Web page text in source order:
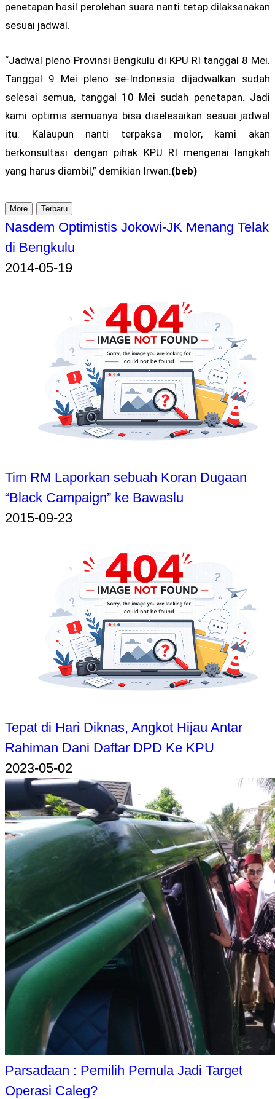
penetapan hasil perolehan suara nanti tetap dilaksanakan
sesuai jadwal.
“Jadwal pleno Provinsi Bengkulu di KPU RI tanggal 8 Mei.
Tanggal 9 Mei pleno se-Indonesia dijadwalkan sudah
selesai semua, tanggal 10 Mei sudah penetapan. Jadi
kami optimis semuanya bisa diselesaikan sesuai jadwal
itu. Kalaupun nanti terpaksa molor, kami akan
berkonsultasi dengan pihak KPU RI mengenai langkah
yang harus diambil,” demikian Irwan.(beb)
More Terbaru
Nasdem Optimistis Jokowi-JK Menang Telak
di Bengkulu
2014-05-19
Tim RM Laporkan sebuah Koran Dugaan
“Black Campaign” ke Bawaslu
2015-09-23
Tepat di Hari Diknas, Angkot Hijau Antar
Rahiman Dani Daftar DPD Ke KPU
2023-05-02
Parsadaan : Pemilih Pemula Jadi Target
Operasi Caleg?